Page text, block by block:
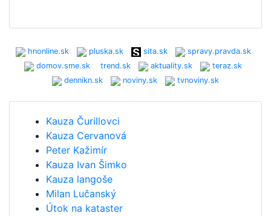
hnonline.sk pluska.sk sita.sk
spravy.pravda.sk
domov.sme.sk
trend.sk aktuality.sk
teraz.sk
dennikn.sk
noviny.sk tvnoviny.sk
Kauza Čurillovci
Kauza Cervanová
Peter Kažimír
Kauza Ivan Šimko
Kauza langoše
Milan Lučanský
Útok na kataster